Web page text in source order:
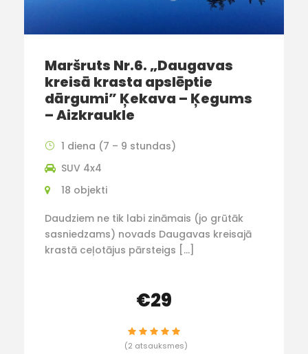
Maršruts Nr.6. „Daugavas
kreisā krasta apslēptie
dārgumi” Ķekava – Ķegums
– Aizkraukle
1 diena (7 – 9 stundas)
SUV 4x4
18 objekti
Daudziem ne tik labi zināmais (jo grūtāk
sasniedzams) novads Daugavas kreisajā
krastā ceļotājus pārsteigs […]
€29
(2 atsauksmes)